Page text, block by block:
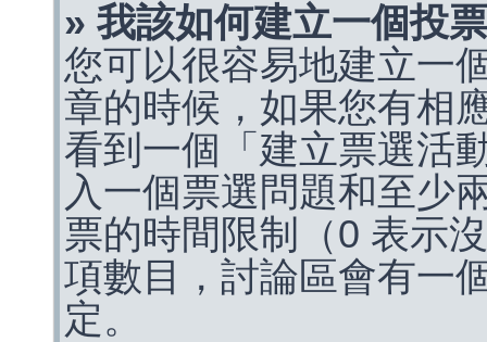
» 我該如何建立一個投
您可以很容易地建立一
章的時候，如果您有相
看到一個「建立票選活
入一個票選問題和至少
票的時間限制（0 表示
項數目，討論區會有一
定。